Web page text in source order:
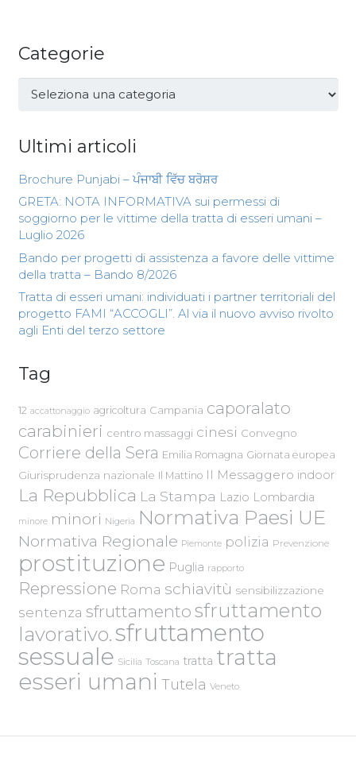
Categorie
Categorie
Ultimi articoli
Brochure Punjabi – ਪੰਜਾਬੀ ਵਿੱਚ ਬਰੋਸ਼ਰ
GRETA: NOTA INFORMATIVA sui permessi di
soggiorno per le vittime della tratta di esseri umani –
Luglio 2026
Bando per progetti di assistenza a favore delle vittime
della tratta – Bando 8/2026
Tratta di esseri umani: individuati i partner territoriali del
progetto FAMI “ACCOGLI”. Al via il nuovo avviso rivolto
agli Enti del terzo settore
Tag
12 accattonaggio agricoltura Campania caporalato
carabinieri centro massaggi cinesi Convegno
Corriere della Sera Emilia Romagna Giornata europea
Giurisprudenza nazionale Il Mattino Il Messaggero indoor
La Repubblica La Stampa Lazio Lombardia
minore minori Nigeria Normativa Paesi UE
Normativa Regionale Piemonte polizia Prevenzione
prostituzione Puglia rapporto
Repressione Roma schiavitù sensibilizzazione
sentenza sfruttamento sfruttamento
lavorativo.sfruttamento
sessuale Sicilia Toscana tratta tratta
esseri umani Tutela Veneto